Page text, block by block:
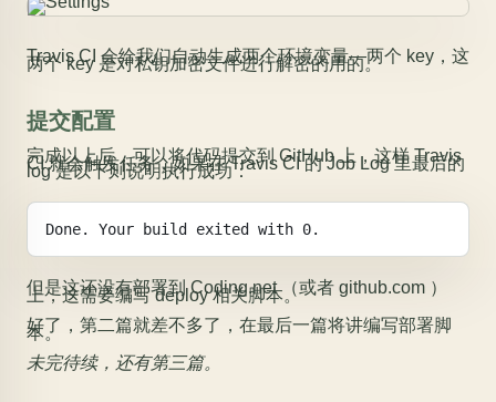
Travis CI 会给我们自动生成两个环境变量—两个 key，这
两个 key 是对私钥加密文件进行解密的用的。
提交配置
完成以上后，可以将代码提交到 GitHub 上，这样 Travis
CI 就会触发任务，如果在 Travis CI 的 Job Log 里最后的
log 是以下则说明执行成功：
Done. Your build exited with 0.
但是这还没有部署到 Coding.net （或者 github.com ）
上，这需要编写 deploy 相关脚本。
好了，第二篇就差不多了，在最后一篇将讲编写部署脚
本。
未完待续，还有第三篇。